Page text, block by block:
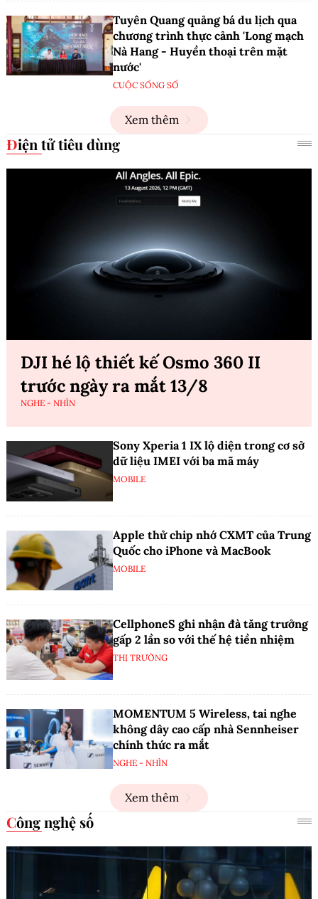
Tuyên Quang quảng bá du lịch qua
chương trình thực cảnh 'Long mạch
Nà Hang - Huyền thoại trên mặt
nước'
CUỘC SỐNG SỐ
Xem thêm
Điện tử tiêu dùng
DJI hé lộ thiết kế Osmo 360 II
trước ngày ra mắt 13/8
NGHE - NHÌN
Sony Xperia 1 IX lộ diện trong cơ sở
dữ liệu IMEI với ba mã máy
MOBILE
Apple thử chip nhớ CXMT của Trung
Quốc cho iPhone và MacBook
MOBILE
CellphoneS ghi nhận đà tăng trưởng
gấp 2 lần so với thế hệ tiền nhiệm
THỊ TRƯỜNG
MOMENTUM 5 Wireless, tai nghe
không dây cao cấp nhà Sennheiser
chính thức ra mắt
NGHE - NHÌN
Xem thêm
Công nghệ số